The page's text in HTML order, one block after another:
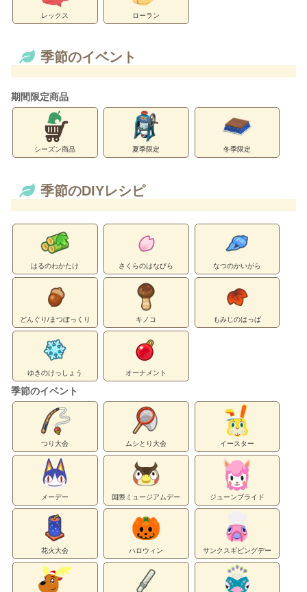
レックス ローラン
季節のイベント
期間限定商品
シーズン商品 夏季限定 冬季限定
季節のDIYレシピ
はるのわかたけ さくらのはなびら なつのかいがら
どんぐり/まつぼっくり キノコ もみじのはっぱ
ゆきのけっしょう オーナメント
季節のイベント
つり大会 ムシとり大会 イースター
メーデー 国際ミュージアムデー ジューンブライド
花火大会 ハロウィン サンクスギビングデー